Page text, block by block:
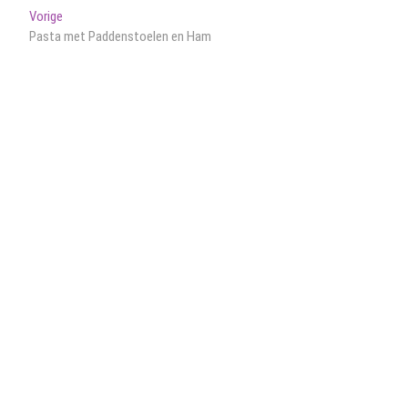
Bericht
navigatie
Vorige
bericht:
Pasta met Paddenstoelen en Ham